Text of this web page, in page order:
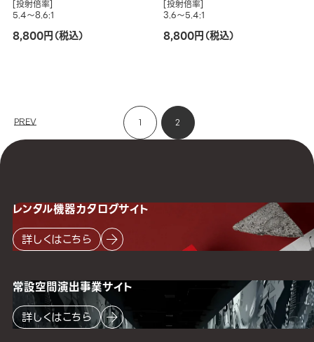
[投射倍率]
5.4～8.6:1
8,800円（税込）
[投射倍率]
3.6～5.4:1
8,800円（税込）
PREV 1 2
レンタル機器カタログサイト
詳しくはこちら
常設空間演出事業サイト
詳しくはこちら